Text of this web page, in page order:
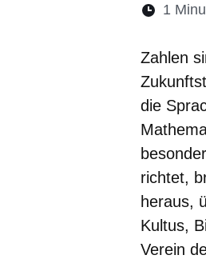
1
Zahlen
die
richtet,
heraus,
Kultus,
Verein